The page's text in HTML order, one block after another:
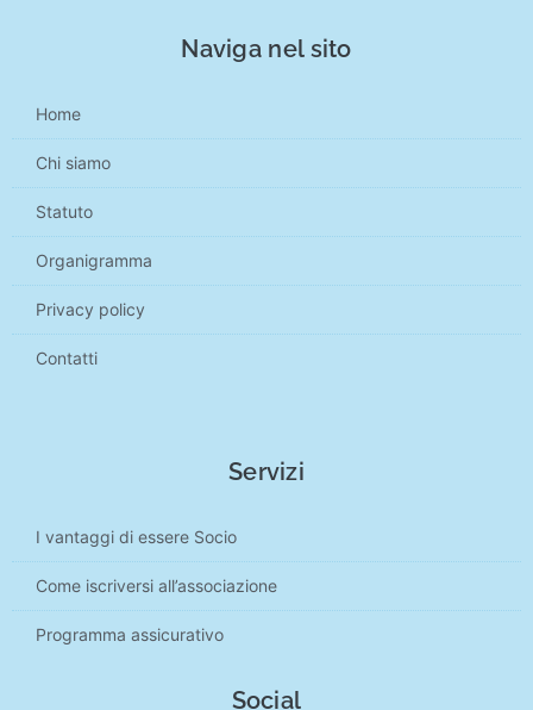
Naviga nel sito
Home
Chi siamo
Statuto
Organigramma
Privacy policy
Contatti
Servizi
I vantaggi di essere Socio
Come iscriversi all’associazione
Programma assicurativo
Social